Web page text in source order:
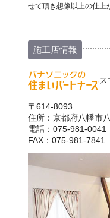
せて頂き想像以上の仕上
施工店情報
ス
〒614-8093
住所：京都府八幡市
電話：075-981-0041
FAX：075-981-7841